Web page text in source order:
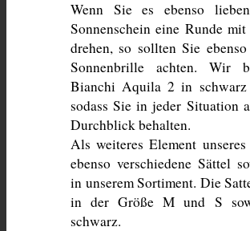
Wenn Sie es ebenso
Sonnenschein eine Runde
drehen, so sollten Sie
Sonnenbrille achten. Wir
Bianchi Aquila 2 in schwarz
sodass Sie in jeder Situation
Durchblick behalten.
Als weiteres Element
ebenso verschiedene Sättel
in unserem Sortiment. Die
in der Größe M und S
schwarz.